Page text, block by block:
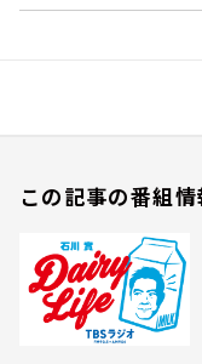
この記事の番組情